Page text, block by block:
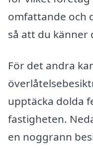
omfattande och
så att du känner
För det andra
upptäcka dolda
fastigheten.
en noggrann